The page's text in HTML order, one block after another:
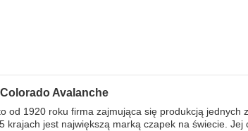
Avalanche
od 1920 roku firma zajmująca się produkcją
krajach jest największą marką czapek na świecie.